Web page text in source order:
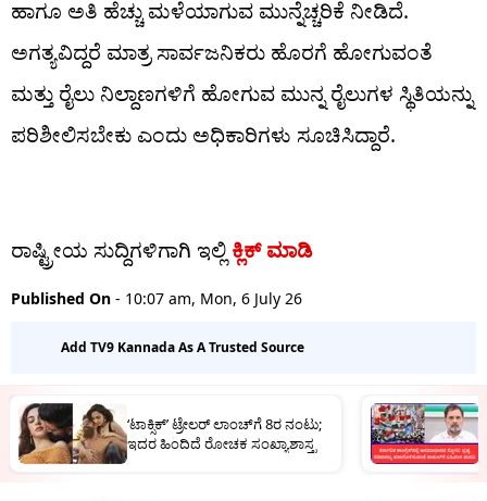
ಹಾಗೂ ಅತಿ ಹೆಚ್ಚು ಮಳೆಯಾಗುವ ಮುನ್ನೆಚ್ಚರಿಕೆ ನೀಡಿದೆ.
ಅಗತ್ಯವಿದ್ದರೆ ಮಾತ್ರ ಸಾರ್ವಜನಿಕರು ಹೊರಗೆ ಹೋಗುವಂತೆ
ಮತ್ತು ರೈಲು ನಿಲ್ದಾಣಗಳಿಗೆ ಹೋಗುವ ಮುನ್ನ ರೈಲುಗಳ ಸ್ಥಿತಿಯನ್ನು
ಪರಿಶೀಲಿಸಬೇಕು ಎಂದು ಅಧಿಕಾರಿಗಳು ಸೂಚಿಸಿದ್ದಾರೆ.
ರಾಷ್ಟ್ರೀಯ ಸುದ್ದಿಗಳಿಗಾಗಿ ಇಲ್ಲಿ ಕ್ಲಿಕ್ ಮಾಡಿ
Published On - 10:07 am, Mon, 6 July 26
Add TV9 Kannada As A Trusted Source
‘ಟಾಕ್ಸಿಕ್’ ಟ್ರೇಲರ್ ಲಾಂಚ್​ಗೆ 8ರ ನಂಟು;
ಇದರ ಹಿಂದಿದೆ ರೋಚಕ ಸಂಖ್ಯಾಶಾಸ್ತ್ರ